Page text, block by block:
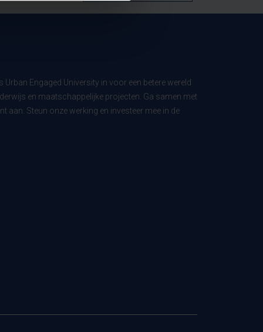
Urban Engaged University in voor een betere wereld
en maatschappelijke projecten. Ga samen met
aan. Steun onze werking en investeer mee in de